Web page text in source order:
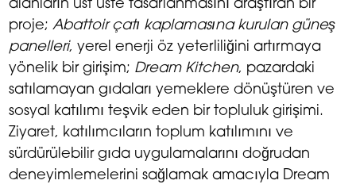
alanların üst üste tasarlanmasını araştıran bir
proje;Abattoir çatı kaplamasına kurulan güneş
panelleri, yerel enerji öz yeterliliğini artırmaya
yönelik bir girişim; Dream Kitchen, pazardaki
satılamayan gıdaları yemeklere dönüştüren ve
sosyal katılımı teşvik eden bir topluluk girişimi.
Ziyaret, katılımcıların toplum katılımını ve
sürdürülebilir gıda uygulamalarını doğrudan
deneyimlemelerini sağlamak amacıyla Dream